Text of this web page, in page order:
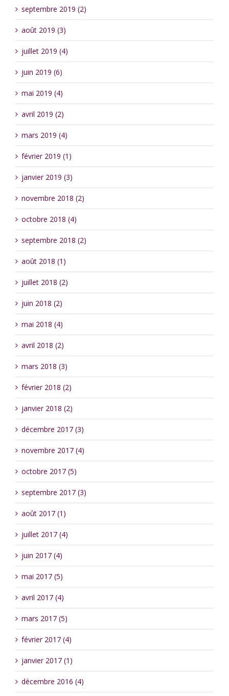
septembre 2019 (2)
août 2019 (3)
juillet 2019 (4)
juin 2019 (6)
mai 2019 (4)
avril 2019 (2)
mars 2019 (4)
février 2019 (1)
janvier 2019 (3)
novembre 2018 (2)
octobre 2018 (4)
septembre 2018 (2)
août 2018 (1)
juillet 2018 (2)
juin 2018 (2)
mai 2018 (4)
avril 2018 (2)
mars 2018 (3)
février 2018 (2)
janvier 2018 (2)
décembre 2017 (3)
novembre 2017 (4)
octobre 2017 (5)
septembre 2017 (3)
août 2017 (1)
juillet 2017 (4)
juin 2017 (4)
mai 2017 (5)
avril 2017 (4)
mars 2017 (5)
février 2017 (4)
janvier 2017 (1)
décembre 2016 (4)